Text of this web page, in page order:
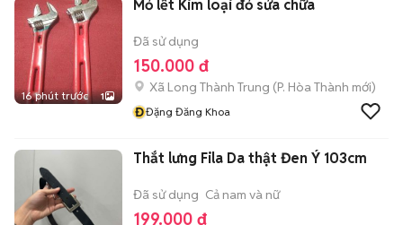
16 phút trước 1
Mỏ lết Kim loại đỏ sửa chữa
Đã sử dụng
150.000 đ
Xã Long Thành Trung (P. Hòa Thành mới)
ĐĐặng Đăng Khoa
Thắt lưng Fila Da thật Đen Ý 103cm
Đã sử dụng Cả nam và nữ
199.000 đ